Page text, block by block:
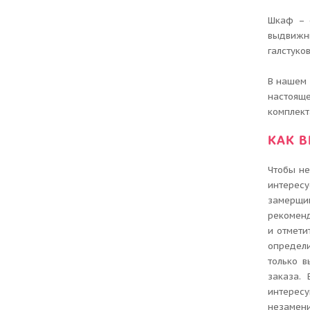
Шкаф –
В нашем
КАК
Чтобы
и
только
заказа.